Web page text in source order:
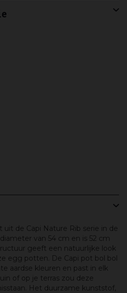
de Capi Nature Rib serie in de
van 54 cm en is 52 cm
geeft een natuurlijke look
egg potten. De Capi pot bol bol
aardse kleuren en past in elk
of op je terras zou deze
Het duurzame kunststof,